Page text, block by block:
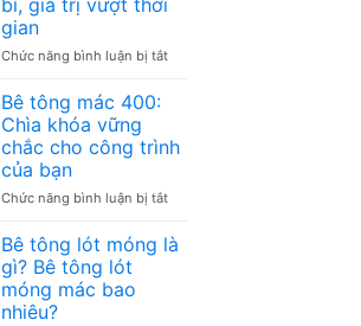
Văn
–
điều
chú
bỉ, giá trị vượt thời
gian
Chức năng bình luận bị tắtở
200:
mạnh
bỉ,
giá
Bê tông mác 400:
Chìa khóa vững
chắc cho công trình
của bạn
Chức năng bình luận bị tắtở
tông
mác
Bê tông lót móng là
gì? Bê tông lót
móng mác bao
nhiêu?